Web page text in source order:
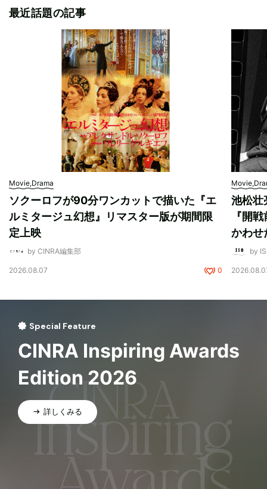
最近話題の記事
Movie,Drama
ソクーロフが90分ワンカットで描いた『エ
ルミタージュ幻想』リマスター版が期間限
定上映
by CINRA編集部
2026.08.07 0
池松壮
『開
かわせ
by
Special Feature
CINRA Inspiring Awards
Edition 2026
詳しくみる